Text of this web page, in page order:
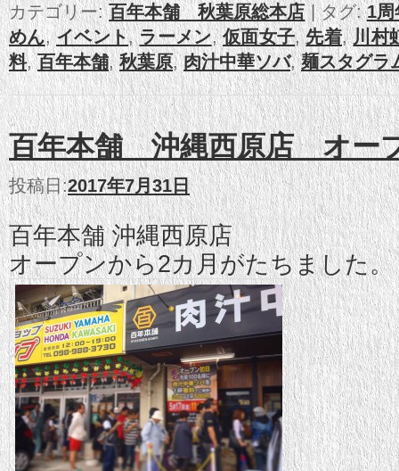
カテゴリー: 百年本舗 秋葉原総本店 |タグ: 1周
めん,イベント,ラーメン,仮面女子,先着,川村
料,百年本舗,秋葉原,肉汁中華ソバ,麺スタグラ
百年本舗 沖縄西原店 オー
投稿日:2017年7月31日
百年本舗 沖縄西原店
オープンから2カ月がたちました。